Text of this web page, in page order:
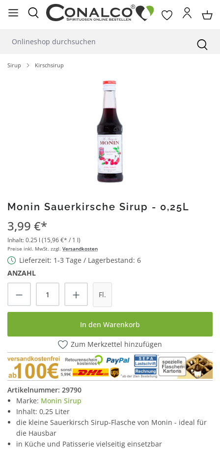
springen
Sirup Kirschsirup
Monin Sauerkirsche Sirup - 0,25L
3,99 €*
Inhalt:0.25 l (15,96 €* / 1 l)
Preise inkl. MwSt. zzgl. Versandkosten
Lieferzeit: 1-3 Tage / Lagerbestand: 6
ANZAHL
Produkt Anzahl: Gib den gewünschten
Fl.
In den Warenkorb
Zum Merkzettel hinzufügen
Artikelnummer: 29790
Marke: Monin Sirup
Inhalt: 0,25 Liter
die kleine Sauerkirsch Sirup-Flasche von Monin - ideal für
die Hausbar
in Küche und Patisserie vielseitig einsetzbar